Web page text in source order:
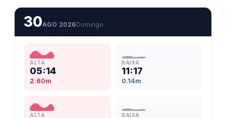
30AGO 2026Domingo
ALTA
05:14
2.60m
BAIXA
11:17
0.14m
ALTA BAIXA